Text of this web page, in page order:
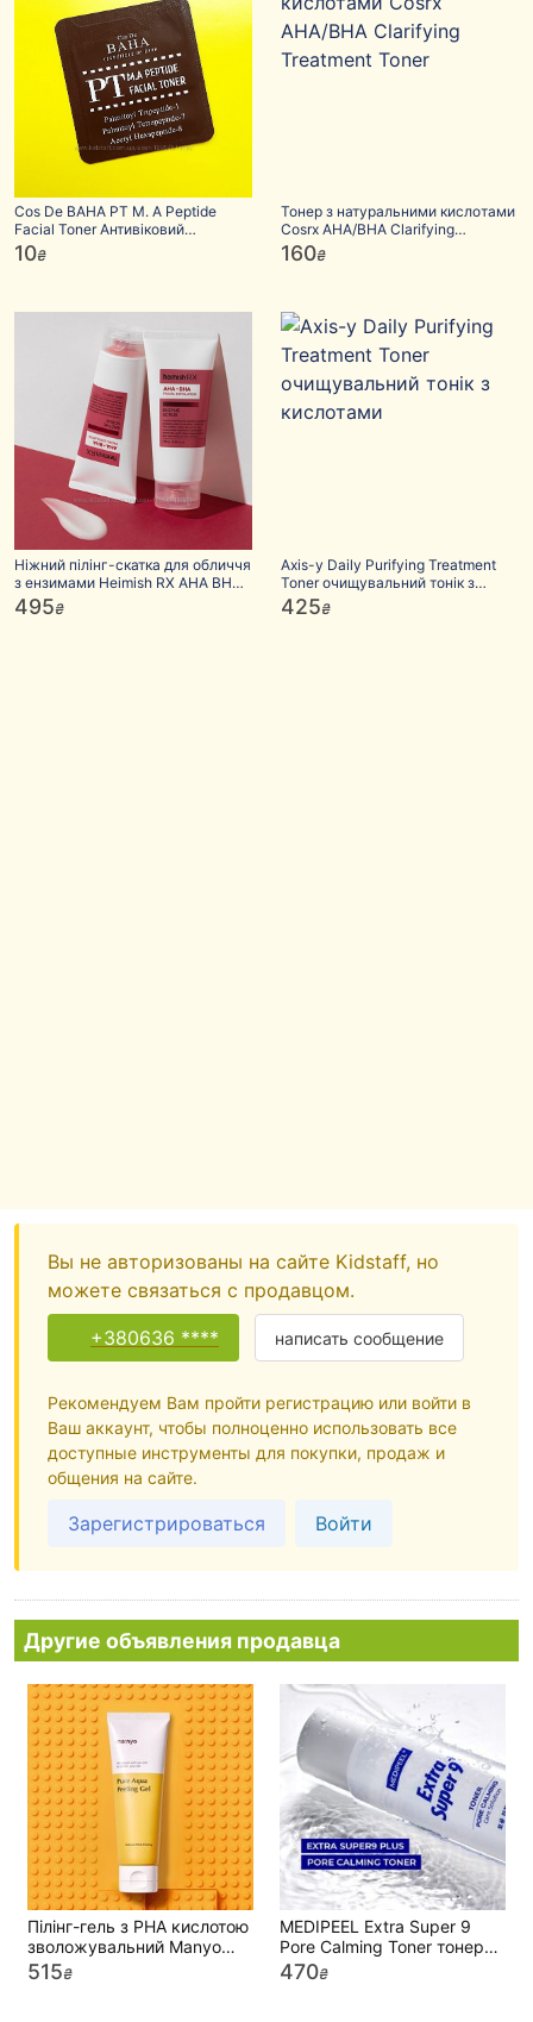
Cos De BAHA PT M. A Peptide
Facial Toner Антивіковий
пептидний тонер пробни
10₴
Тонер з натуральними кислотами
Cosrx AHA/BHA Clarifying
Treatment Toner
160₴
Ніжний пілінг-скатка для обличчя
з ензимами Heimish RX AHA BHA
Enzyme Scrub
495₴
Axis-y Daily Purifying Treatment
Toner очищувальний тонік з
кислотами
425₴
Вы не авторизованы на сайте Kidstaff, но
можете связаться с продавцом.
+380636 ****
написать сообщение
Рекомендуем Вам пройти регистрацию или войти в
Ваш аккаунт, чтобы полноценно использовать все
доступные инструменты для покупки, продаж и
общения на сайте.
Зарегистрироваться Войти
Другие объявления продавца
Пілінг-гель з PHA кислотою
зволожувальний Manyo
Pure Aqua Peeling Gel
515₴
MEDIPEEL Extra Super 9
Pore Calming Toner тонер
для обличчя що звужує
пори
470₴